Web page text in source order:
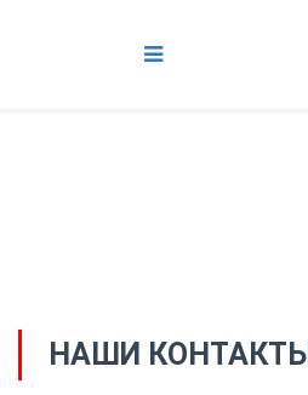
НАШИ КОНТАКТЫ